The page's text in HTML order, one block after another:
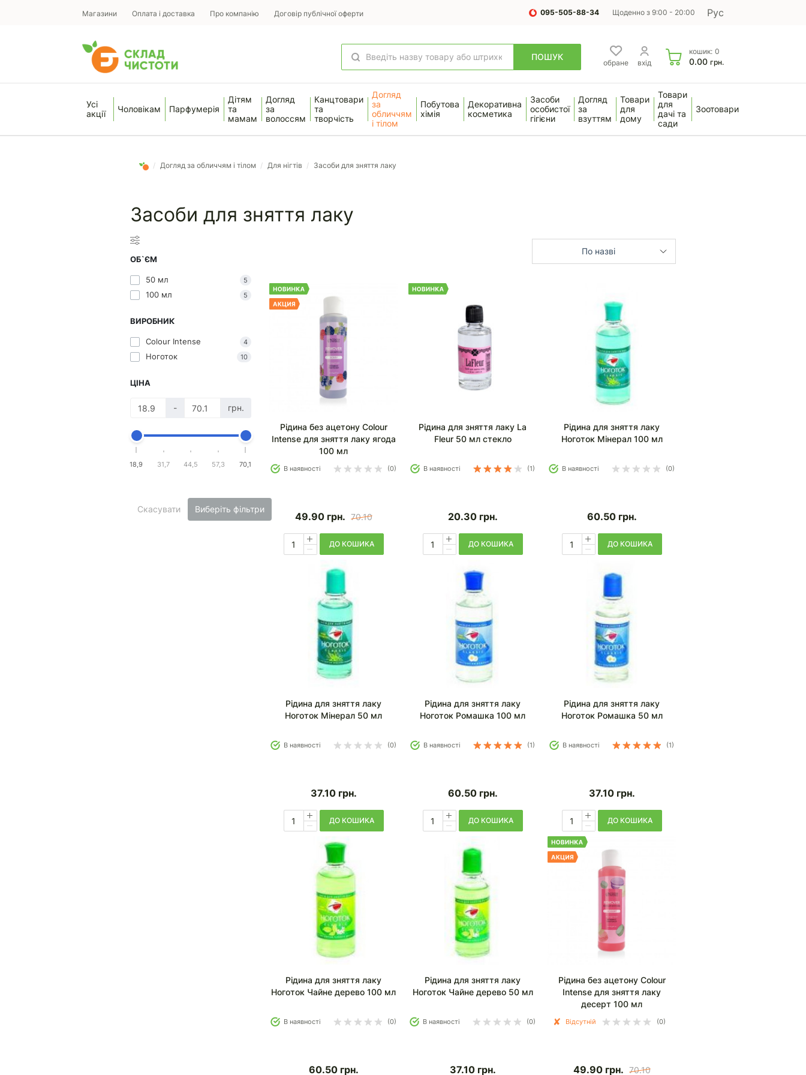
Магазини Оплата і доставка Про компанію Договір публічної оферти 095-505-88-34 Щоденно з 9:00 - 20:00 Рус
ПОШУК
обране вхід
кошик: 0
0.00 грн.
Усі
акції
Чоловікам Парфумерія
Дітям
та
мамам
Догляд
за
волоссям
Канцтовари
та
творчість
Догляд
за
обличчям
і тілом
Побутова
хімія
Декоративна
косметика
Засоби
особистої
гігієни
Догляд
за
взуттям
Товари
для
дому
Товари
для
дачі та
сади
Зоотовари
/ Догляд за обличчям і тілом / Для нігтів / Засоби для зняття лаку
Засоби для зняття лаку
По назві
Рідина без ацетону Colour
Intense для зняття лаку ягода
100 мл
В наявності (0)
49.90 грн. 70.10
ДО КОШИКА
Рідина для зняття лаку La
Fleur 50 мл стекло
В наявності (1)
20.30 грн.
ДО КОШИКА
Рідина для зняття лаку
Ноготок Мінерал 100 мл
В наявності (0)
60.50 грн.
ДО КОШИКА
Рідина для зняття лаку
Ноготок Мінерал 50 мл
В наявності (0)
37.10 грн.
ДО КОШИКА
Рідина для зняття лаку
Ноготок Ромашка 100 мл
В наявності (1)
60.50 грн.
ДО КОШИКА
Рідина для зняття лаку
Ноготок Ромашка 50 мл
В наявності (1)
37.10 грн.
ДО КОШИКА
Рідина для зняття лаку
Ноготок Чайне дерево 100 мл
В наявності (0)
60.50 грн.
Рідина для зняття лаку
Ноготок Чайне дерево 50 мл
В наявності (0)
37.10 грн.
Рідина без ацетону Colour
Intense для зняття лаку
десерт 100 мл
Відсутній (0)
49.90 грн. 70.10
ОБ`ЄМ
50 мл 5
100 мл 5
ВИРОБНИК
Colour Intense 4
Ноготок 10
ЦІНА
- грн.
18,9 31,7 44,5 57,3 70,1
Скасувати Виберіть фільтри